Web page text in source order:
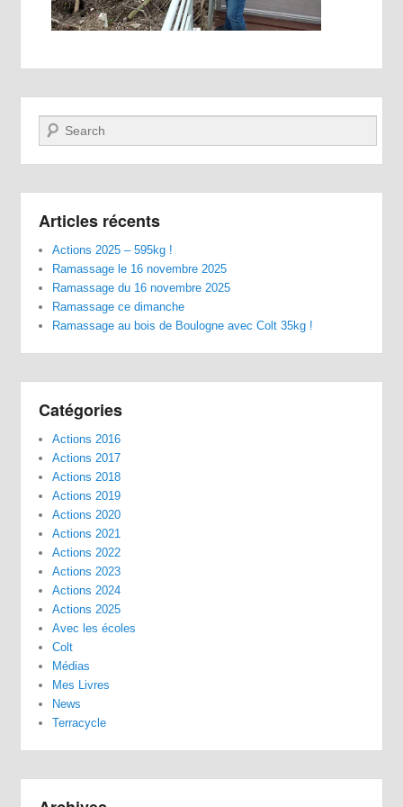
Recherche
Articles récents
Actions 2025 – 595kg !
Ramassage le 16 novembre 2025
Ramassage du 16 novembre 2025
Ramassage ce dimanche
Ramassage au bois de Boulogne avec Colt 35kg !
Catégories
Actions 2016
Actions 2017
Actions 2018
Actions 2019
Actions 2020
Actions 2021
Actions 2022
Actions 2023
Actions 2024
Actions 2025
Avec les écoles
Colt
Médias
Mes Livres
News
Terracycle